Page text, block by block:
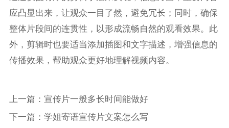
应凸显出来，让观众一目了然，避免冗长；同时，确保
整体片段间的连贯性，以形成流畅自然的观看效果。此
外，剪辑时也要适当添加插图和文字描述，增强信息的
传播效果，帮助观众更好地理解视频内容。
上一篇： 宣传片一般多长时间能做好
下一篇： 学姐寄语宣传片文案怎么写